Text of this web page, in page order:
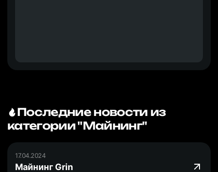
Последние новости из
категории "Майнинг"
17.04.2024
Майнинг Grin